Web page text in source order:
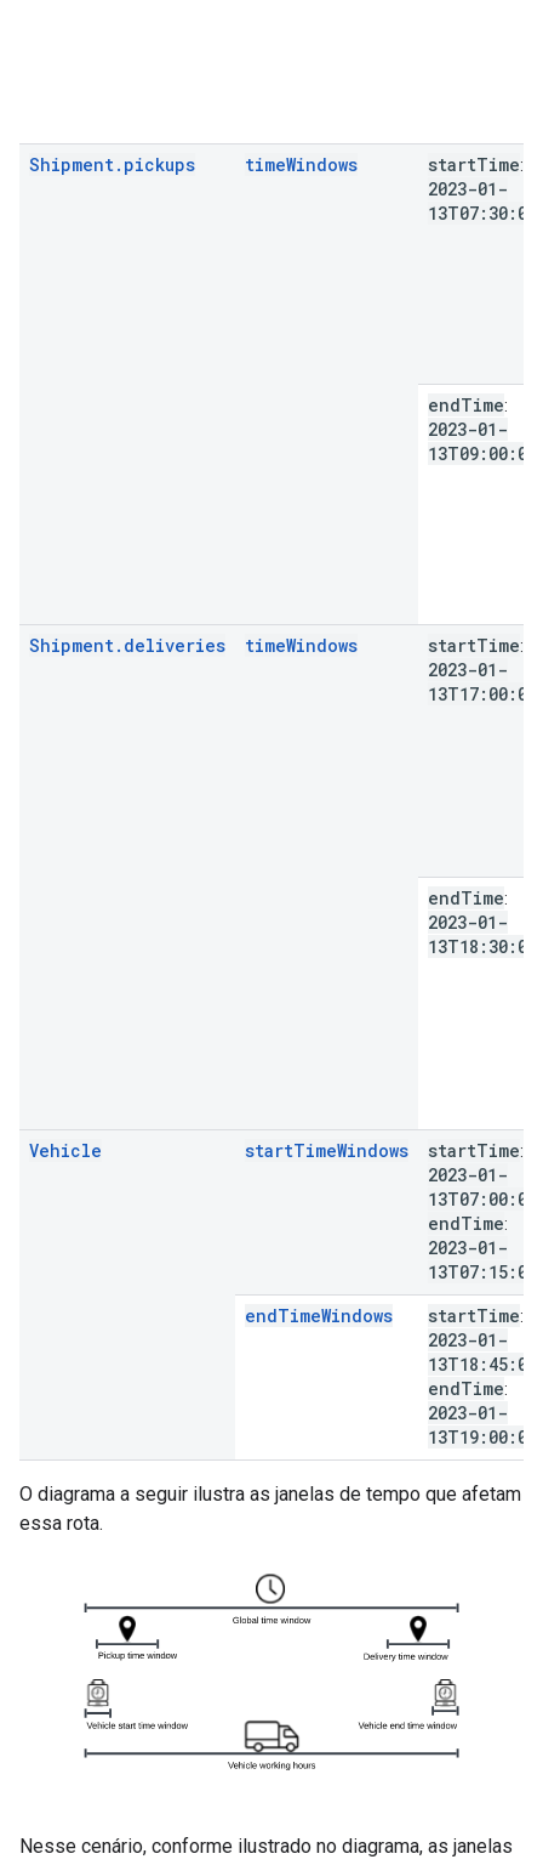
Shipment.pickups timeWindows startTime:
2023-01-
endTime:
2023-01-
Shipment.deliveries timeWindows startTime:
2023-01-
endTime:
2023-01-
Vehicle startTimeWindows startTime:
2023-01-
endTime:
2023-01-
endTimeWindows
startTime:
2023-01-
endTime:
2023-01-
O diagrama a seguir ilustra as janelas de tempo que afetam
essa rota.
Nesse cenário, conforme ilustrado no diagrama, as janelas